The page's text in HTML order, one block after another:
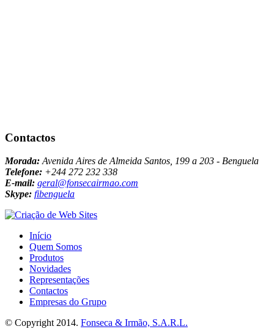
Contactos
Morada: Avenida Aires de Almeida Santos, 199 a 203 - Benguela
Telefone: +244 272 232 338
E-mail: geral@fonsecairmao.com
Skype: fibenguela
Início
Quem Somos
Produtos
Novidades
Representações
Contactos
Empresas do Grupo
© Copyright 2014. Fonseca & Irmão, S.A.R.L.